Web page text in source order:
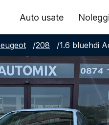
Auto usate
/208 /1.6 bluehdi